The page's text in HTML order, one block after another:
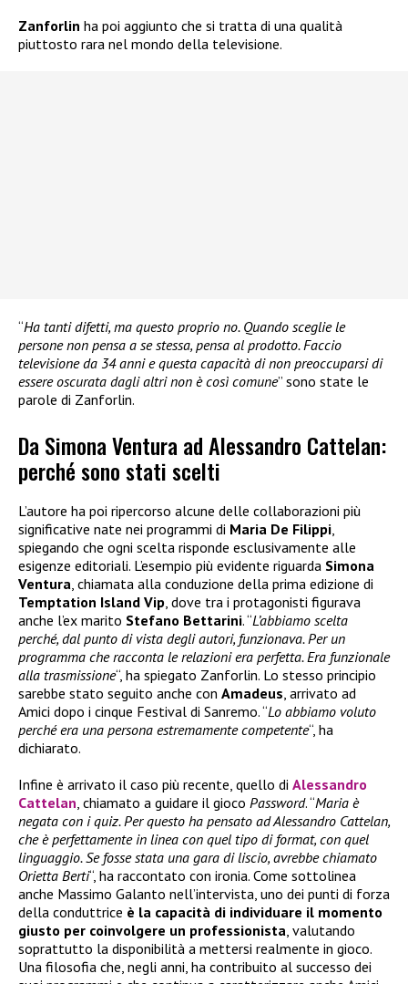
Zanforlin ha poi aggiunto che si tratta di una qualità
piuttosto rara nel mondo della televisione.
“Ha tanti difetti, ma questo proprio no. Quando sceglie le
persone non pensa a se stessa, pensa al prodotto. Faccio
televisione da 34 anni e questa capacità di non preoccuparsi di
essere oscurata dagli altri non è così comune” sono state le
parole di Zanforlin.
Da Simona Ventura ad Alessandro Cattelan:
perché sono stati scelti
L’autore ha poi ripercorso alcune delle collaborazioni più
significative nate nei programmi di Maria De Filippi,
spiegando che ogni scelta risponde esclusivamente alle
esigenze editoriali. L’esempio più evidente riguarda Simona
Ventura, chiamata alla conduzione della prima edizione di
Temptation Island Vip, dove tra i protagonisti figurava
anche l’ex marito Stefano Bettarini. “L’abbiamo scelta
perché, dal punto di vista degli autori, funzionava. Per un
programma che racconta le relazioni era perfetta. Era funzionale
alla trasmissione“, ha spiegato Zanforlin. Lo stesso principio
sarebbe stato seguito anche con Amadeus, arrivato ad
Amici dopo i cinque Festival di Sanremo. “Lo abbiamo voluto
perché era una persona estremamente competente“, ha
dichiarato.
Infine è arrivato il caso più recente, quello di Alessandro
Cattelan, chiamato a guidare il gioco Password. “Maria è
negata con i quiz. Per questo ha pensato ad Alessandro Cattelan,
che è perfettamente in linea con quel tipo di format, con quel
linguaggio. Se fosse stata una gara di liscio, avrebbe chiamato
Orietta Berti“, ha raccontato con ironia. Come sottolinea
anche Massimo Galanto nell’intervista, uno dei punti di forza
della conduttrice è la capacità di individuare il momento
giusto per coinvolgere un professionista, valutando
soprattutto la disponibilità a mettersi realmente in gioco.
Una filosofia che, negli anni, ha contribuito al successo dei